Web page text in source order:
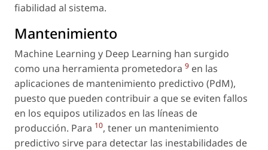
fiabilidad al sistema.
Mantenimiento
Machine Learning y Deep Learning han surgido
como una herramienta prometedora 9 en las
aplicaciones de mantenimiento predictivo (PdM),
puesto que pueden contribuir a que se eviten fallos
en los equipos utilizados en las líneas de
producción. Para 10, tener un mantenimiento
predictivo sirve para detectar las inestabilidades de